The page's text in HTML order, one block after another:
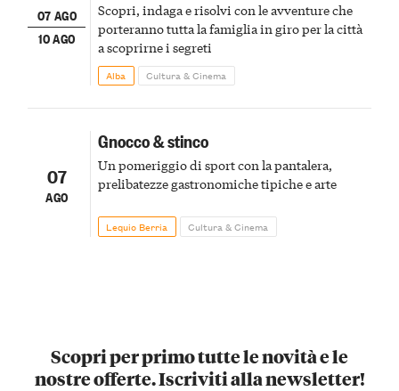
07 AGO
10 AGO
Scopri, indaga e risolvi con le avventure che
porteranno tutta la famiglia in giro per la città
a scoprirne i segreti
Alba Cultura & Cinema
07
AGO
Gnocco & stinco
Un pomeriggio di sport con la pantalera,
prelibatezze gastronomiche tipiche e arte
Lequio Berria Cultura & Cinema
Scopri per primo tutte le novità e le
nostre offerte. Iscriviti alla newsletter!